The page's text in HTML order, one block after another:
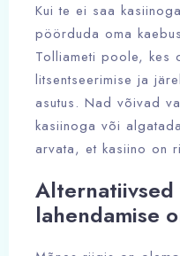
Kui te ei saa
pöörduda oma
Tolliameti poole, kes
litsentseerimise ja
asutus. Nad võivad
kasiinoga või
arvata, et kasiino on
Alternatiivsed
lahendamise